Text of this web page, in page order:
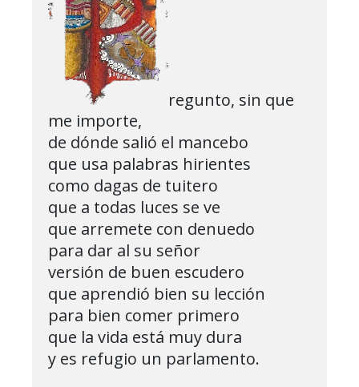
regunto, sin que
me importe,
de dónde salió el mancebo
que usa palabras hirientes
como dagas de tuitero
que a todas luces se ve
que arremete con denuedo
para dar al su señor
versión de buen escudero
que aprendió bien su lección
para bien comer primero
que la vida está muy dura
y es refugio un parlamento.